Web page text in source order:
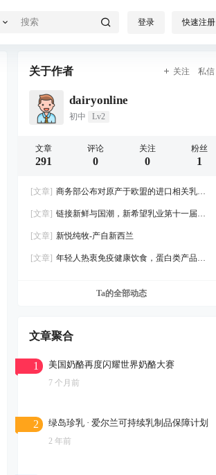
登录 快速注册
关于作者 关注 私信
dairyonline
初中 Lv2
文章
291
评论
0
关注
0
粉丝
1
[文章] 商务部公布对原产于欧盟的进口相关乳制
[文章] 链接新鲜与国潮，新希望乳业第十一届牛
[文章] 新悦纯牧-产自新西兰
[文章] 年轻人热衷免疫健康饮食，蛋白类产品迎
Ta的全部动态
文章聚合
1 美国奶酪再度闪耀世界奶酪大赛
7 个月前
2 绿岛珍乳 · 爱尔兰可持续乳制品保障计划
2 年前